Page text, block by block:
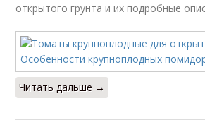
открытого грунта и их подробные
Читать дальше →